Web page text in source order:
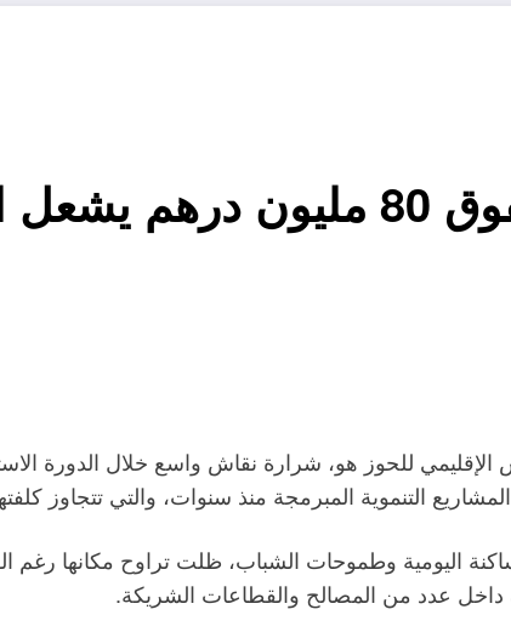
إقليم الحوز: تأخر مشاريع تفوق
للحوز هو، شرارة نقاش واسع خلال الدورة
المبرمجة منذ سنوات، والتي تتجاوز كلفتها الإجمالية 80
اليومية وطموحات الشباب، ظلت تراوح مكانها رغم
داخل عدد من المصالح والقطاعات الشريكة.